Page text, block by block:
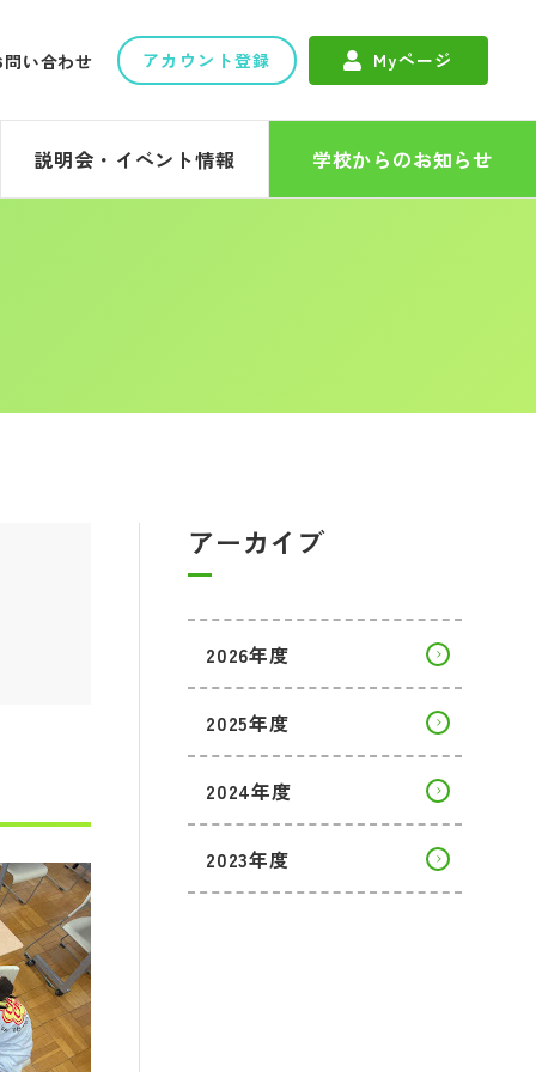
問い合わせ アカウント登録 Myページ
説明会・イベント情報 学校からのお知らせ
アーカイブ
2026年度
2025年度
2024年度
2023年度